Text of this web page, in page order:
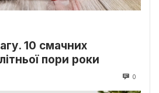
10 смачних
пори роки
0